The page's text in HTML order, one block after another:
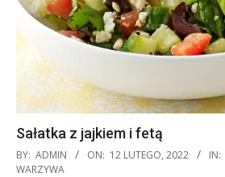
Sałatka z jajkiem i fetą
2022-
02-
BY: ADMIN ON: 12 LUTEGO, 2022 IN:
WARZYWA